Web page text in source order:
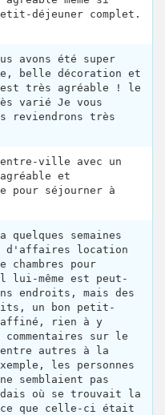
déjeuner complet.
avons été super
belle décoration et
est très agréable ! le
varié Je vous
reviendrons très
ville avec un
et
pour séjourner à
semaines
d'affaires location
pour
lui-même est peut-
endroits, mais des
lits, un bon petit-
rien à y
sur le
autres à la
les personnes
semblaient pas
où se trouvait la
que celle-ci était